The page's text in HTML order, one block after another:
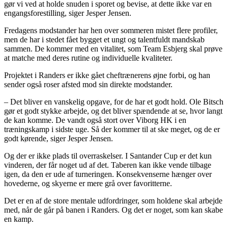
gør vi ved at holde snuden i sporet og bevise, at dette ikke var en
engangsforestilling, siger Jesper Jensen.
Fredagens modstander har hen over sommeren mistet flere profiler,
men de har i stedet fået bygget et ungt og talentfuldt mandskab
sammen. De kommer med en vitalitet, som Team Esbjerg skal prøve
at matche med deres rutine og individuelle kvaliteter.
Projektet i Randers er ikke gået cheftrænerens øjne forbi, og han
sender også roser afsted mod sin direkte modstander.
– Det bliver en vanskelig opgave, for de har et godt hold. Ole Bitsch
gør et godt stykke arbejde, og det bliver spændende at se, hvor langt
de kan komme. De vandt også stort over Viborg HK i en
træningskamp i sidste uge. Så der kommer til at ske meget, og de er
godt kørende, siger Jesper Jensen.
Og der er ikke plads til overraskelser. I Santander Cup er det kun
vinderen, der får noget ud af det. Taberen kan ikke vende tilbage
igen, da den er ude af turneringen. Konsekvenserne hænger over
hovederne, og skyerne er mere grå over favoritterne.
Det er en af de store mentale udfordringer, som holdene skal arbejde
med, når de går på banen i Randers. Og det er noget, som kan skabe
en kamp.